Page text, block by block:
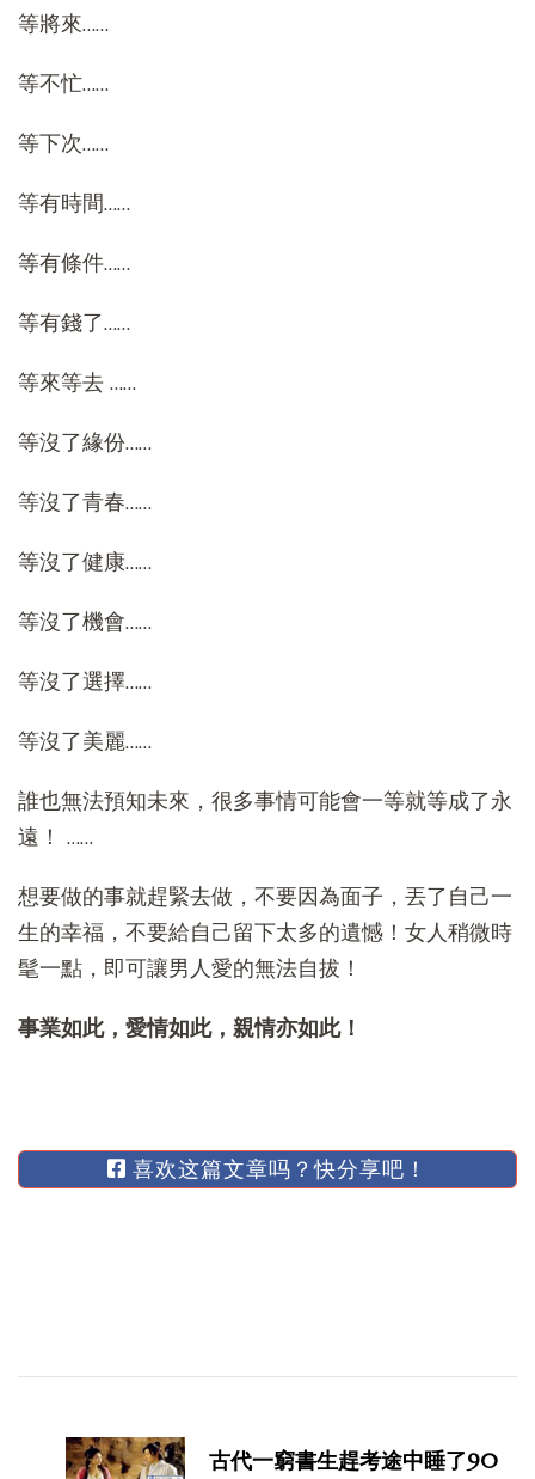
等將來……
等不忙……
等下次……
等有時間……
等有條件……
等有錢了……
等來等去 ……
等沒了緣份……
等沒了青春……
等沒了健康……
等沒了機會……
等沒了選擇……
等沒了美麗……
誰也無法預知未來，很多事情可能會一等就等成了永
遠！ ……
想要做的事就趕緊去做，不要因為面子，丟了自己一
生的幸福，不要給自己留下太多的遺憾！女人稍微時
髦一點，即可讓男人愛的無法自拔！
事業如此，愛情如此，親情亦如此！
喜欢这篇文章吗？快分享吧！
古代一窮書生趕考途中睡了90